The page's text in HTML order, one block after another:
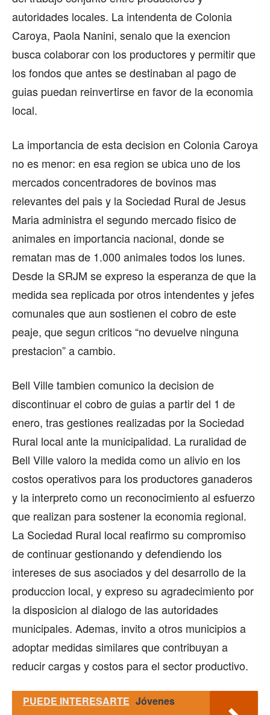
autoridades locales. La intendenta de Colonia
Caroya, Paola Nanini, senalo que la exencion
busca colaborar con los productores y permitir que
los fondos que antes se destinaban al pago de
guias puedan reinvertirse en favor de la economia
local.
La importancia de esta decision en Colonia Caroya
no es menor: en esa region se ubica uno de los
mercados concentradores de bovinos mas
relevantes del pais y la Sociedad Rural de Jesus
Maria administra el segundo mercado fisico de
animales en importancia nacional, donde se
rematan mas de 1.000 animales todos los lunes.
Desde la SRJM se expreso la esperanza de que la
medida sea replicada por otros intendentes y jefes
comunales que aun sostienen el cobro de este
peaje, que segun criticos “no devuelve ninguna
prestacion” a cambio.
Bell Ville tambien comunico la decision de
discontinuar el cobro de guias a partir del 1 de
enero, tras gestiones realizadas por la Sociedad
Rural local ante la municipalidad. La ruralidad de
Bell Ville valoro la medida como un alivio en los
costos operativos para los productores ganaderos
y la interpreto como un reconocimiento al esfuerzo
que realizan para sostener la economia regional.
La Sociedad Rural local reafirmo su compromiso
de continuar gestionando y defendiendo los
intereses de sus asociados y del desarrollo de la
produccion local, y expreso su agradecimiento por
la disposicion al dialogo de las autoridades
municipales. Ademas, invito a otros municipios a
adoptar medidas similares que contribuyan a
reducir cargas y costos para el sector productivo.
PUEDE INTERESARTE Jóvenes